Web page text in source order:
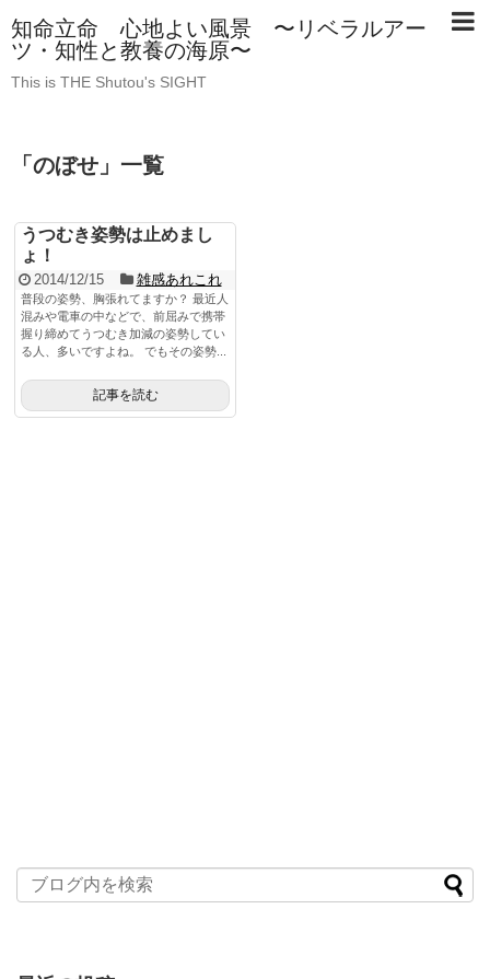
知命立命 心地よい風景 〜リベラルアー
ツ・知性と教養の海原〜
This is THE Shutou's SIGHT
「 のぼせ 」 一覧
うつむき姿勢は止めまし
ょ！
2014/12/15 雑感あれこれ
普段の姿勢、胸張れてますか？ 最近人
混みや電車の中などで、前屈みで携帯
握り締めてうつむき加減の姿勢してい
る人、多いですよね。 でもその姿勢...
記事を読む